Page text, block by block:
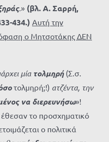
.» (βλ. Α. Σαρρή,
434.) Αυτή την
ο Μητσοτάκης ΔΕΝ
μίατολμηρή (Σ.σ.
τολμηρή;!) ατζέντα, την
να διερευνήσω»!
το προσχηματικό
ο πολιτικά